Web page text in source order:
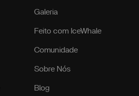
Galeria
Feito com IceWhale
Comunidade
Sobre Nós
Blog